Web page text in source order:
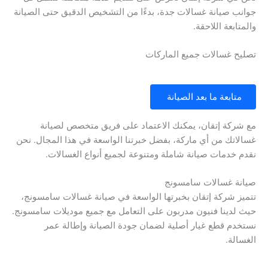
جوانب صيانة غسالات جدة، بدءًا من التشخيص الدقيق حتى الصيانة
والمتابعة اللاحقة.
تصليح غسالات جميع الماركات
متابعة ما بعد الصيانة
مع شركة إتقان، يمكنك الاعتماد على فريق متخصص لصيانة
غسالاتك من أي ماركة، بفضل خبرتنا الواسعة في هذا المجال. نحن
نقدم خدمات صيانة شاملة ومتنوعة لجميع أنواع الغسالات.
صيانة غسالات سامسونج
تتميز شركة إتقان بخبرتها الواسعة في صيانة غسالات سامسونج،
حيث لدينا فنيون مدربون على التعامل مع جميع موديلات سامسونج.
نستخدم قطع غيار أصلية لضمان جودة الصيانة وإطالة عمر
الغسالة.